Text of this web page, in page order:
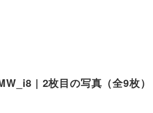
| 2枚目の写真（全9枚）